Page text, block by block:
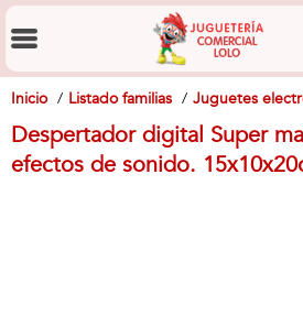
Inicio Listado familias Juguetes
Despertador digital Super
efectos de sonido.